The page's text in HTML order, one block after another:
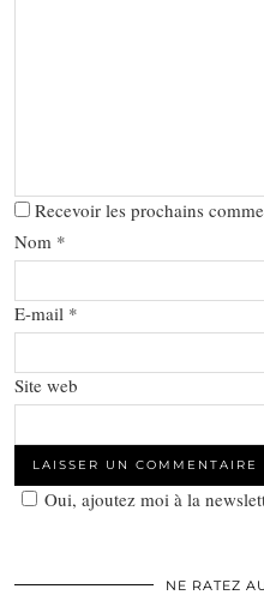
Recevoir les prochains
Nom *
E-mail *
Site web
Oui, ajoutez moi à la
NE RATEZ